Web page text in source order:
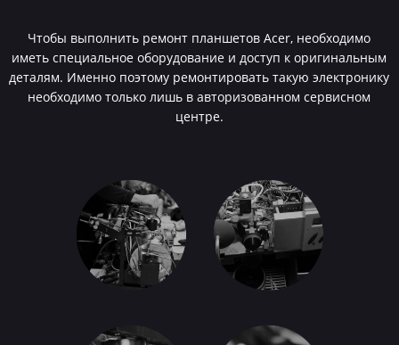
Чтобы выполнить ремонт планшетов Acer, необходимо
иметь специальное оборудование и доступ к оригинальным
деталям. Именно поэтому ремонтировать такую электронику
необходимо только лишь в авторизованном сервисном
центре.